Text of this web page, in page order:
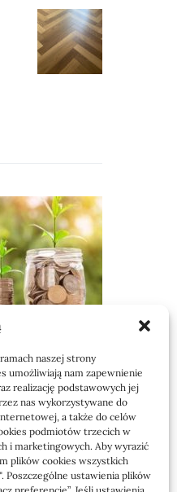
naszej strony
umożliwiają nam zapewnienie
realizację podstawowych jej
nas wykorzystywane do
a także do celów
podmiotów trzecich w
i marketingowych. Aby wyrazić
plików cookies wszystkich
Poszczególne ustawienia plików
czy nowe
przejmie